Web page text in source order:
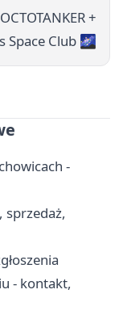
+
Space Club 🌌
-
- kontakt,